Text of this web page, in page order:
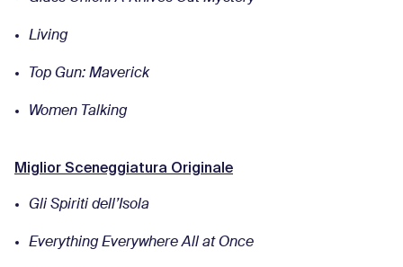
Living
Top Gun: Maverick
Women Talking
Miglior Sceneggiatura Originale
Gli Spiriti dell’Isola
Everything Everywhere All at Once